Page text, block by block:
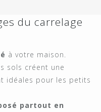
du carrelage
à votre maison.
sols créent une
idéales pour les petits
partout en